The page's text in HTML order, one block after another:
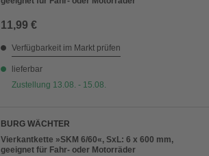
11,99 €
Verfügbarkeit im Markt prüfen
lieferbar
Zustellung 13.08. - 15.08.
BURG WÄCHTER
Vierkantkette »SKM 6/60«, SxL: 6 x 600 mm,
geeignet für Fahr- oder Motorräder